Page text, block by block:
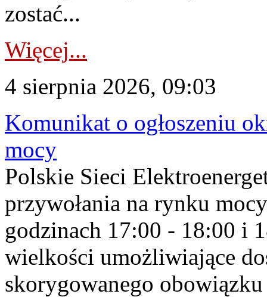
zostać...
Więcej...
4 sierpnia 2026, 09:03
Komunikat o ogłoszeniu
mocy
Polskie Sieci
przywołania na rynku
godzinach 17:00 - 18:00 i
wielkości umożliwiające
skorygowanego